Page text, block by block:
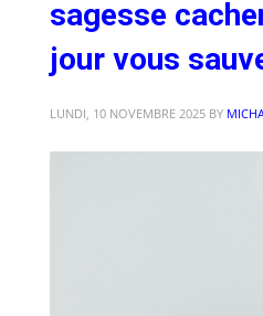
sagesse
jour vous
LUNDI, 10 NOVEMBRE 2025 BY